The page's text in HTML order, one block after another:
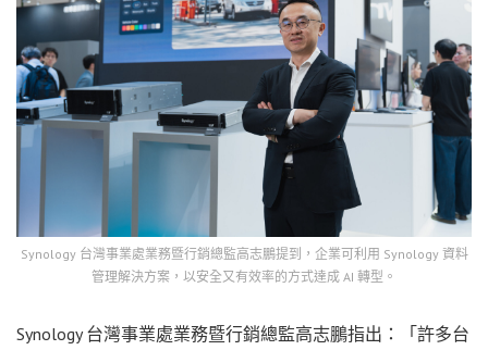
Synology 台灣事業處業務暨行銷總監高志鵬提到，企業可利用 Synology 資料
管理解決方案，以安全又有效率的方式達成 AI 轉型。
Synology 台灣事業處業務暨行銷總監高志鵬指出：「許多台